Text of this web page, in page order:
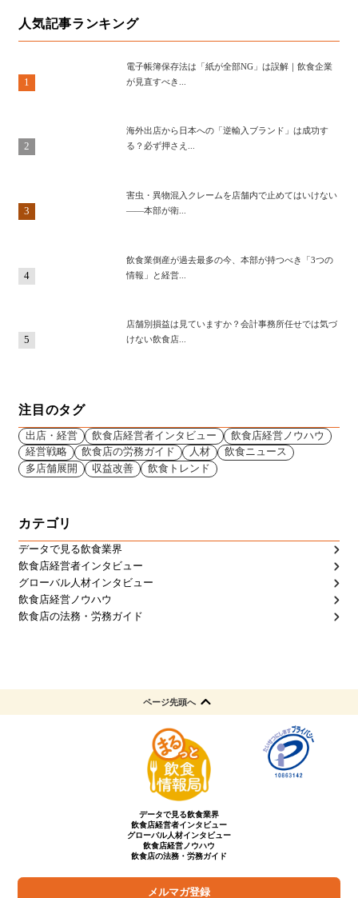
人気記事ランキング
1
電子帳簿保存法は「紙が全部NG」は誤解｜飲食企業
が見直すべき...
2
海外出店から日本への「逆輸入ブランド」は成功す
る？必ず押さえ...
3
害虫・異物混入クレームを店舗内で止めてはいけない
——本部が衛...
4
飲食業倒産が過去最多の今、本部が持つべき「3つの
情報」と経営...
5
店舗別損益は見ていますか？会計事務所任せでは気づ
けない飲食店...
注目のタグ
出店・経営 飲食店経営者インタビュー
飲食店経営ノウハウ
経営戦略
飲食店の労務ガイド 人材
飲食ニュース
多店舗展開
収益改善 飲食トレンド
カテゴリ
データで見る飲食業界
飲食店経営者インタビュー
グローバル人材インタビュー
飲食店経営ノウハウ
飲食店の法務・労務ガイド
ページ先頭へ
データで見る飲食業界
飲食店経営者インタビュー
グローバル人材インタビュー
飲食店経営ノウハウ
飲食店の法務・労務ガイド
メルマガ登録